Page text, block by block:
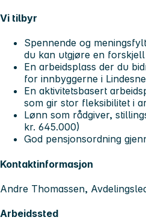
Vi tilbyr
Spennende og
du kan utgjøre en forskjell
En arbeidsplass der du
for innbyggerne i
En aktivitetsbasert
som gir stor fleksibilitet i
Lønn som rådgiver,
kr. 645.000)
God pensjonsordning
Kontaktinformasjon
Andre Thomassen,
Arbeidssted